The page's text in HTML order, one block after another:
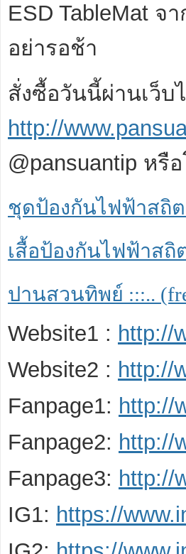
ESD TableMat
อย่ารอช้า
สั่งซื้อวันนี้ผ่านเว็
http://
@pansuantip หรื
ชุดป้องกันไฟฟ้าสถิตย์
เสื้อป้องกันไฟฟ้าสถิต
ปานสวนทิพย์ :::..
Website1 : http://
Website2 : http://
Fanpage1: http://
Fanpage2: http://
Fanpage3: http://
IG1: https://